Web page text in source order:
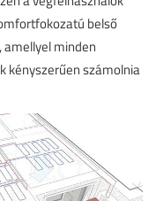
belső
amellyel minden
kényszerűen számolnia